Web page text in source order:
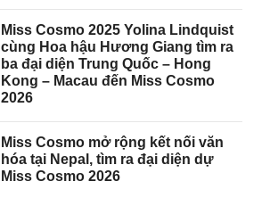
Miss Cosmo 2025 Yolina Lindquist
cùng Hoa hậu Hương Giang tìm ra
ba đại diện Trung Quốc – Hong
Kong – Macau đến Miss Cosmo
2026
Miss Cosmo mở rộng kết nối văn
hóa tại Nepal, tìm ra đại diện dự
Miss Cosmo 2026